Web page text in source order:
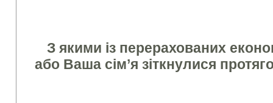
З якими із перерахованих
або Ваша сім’я зіткнулися